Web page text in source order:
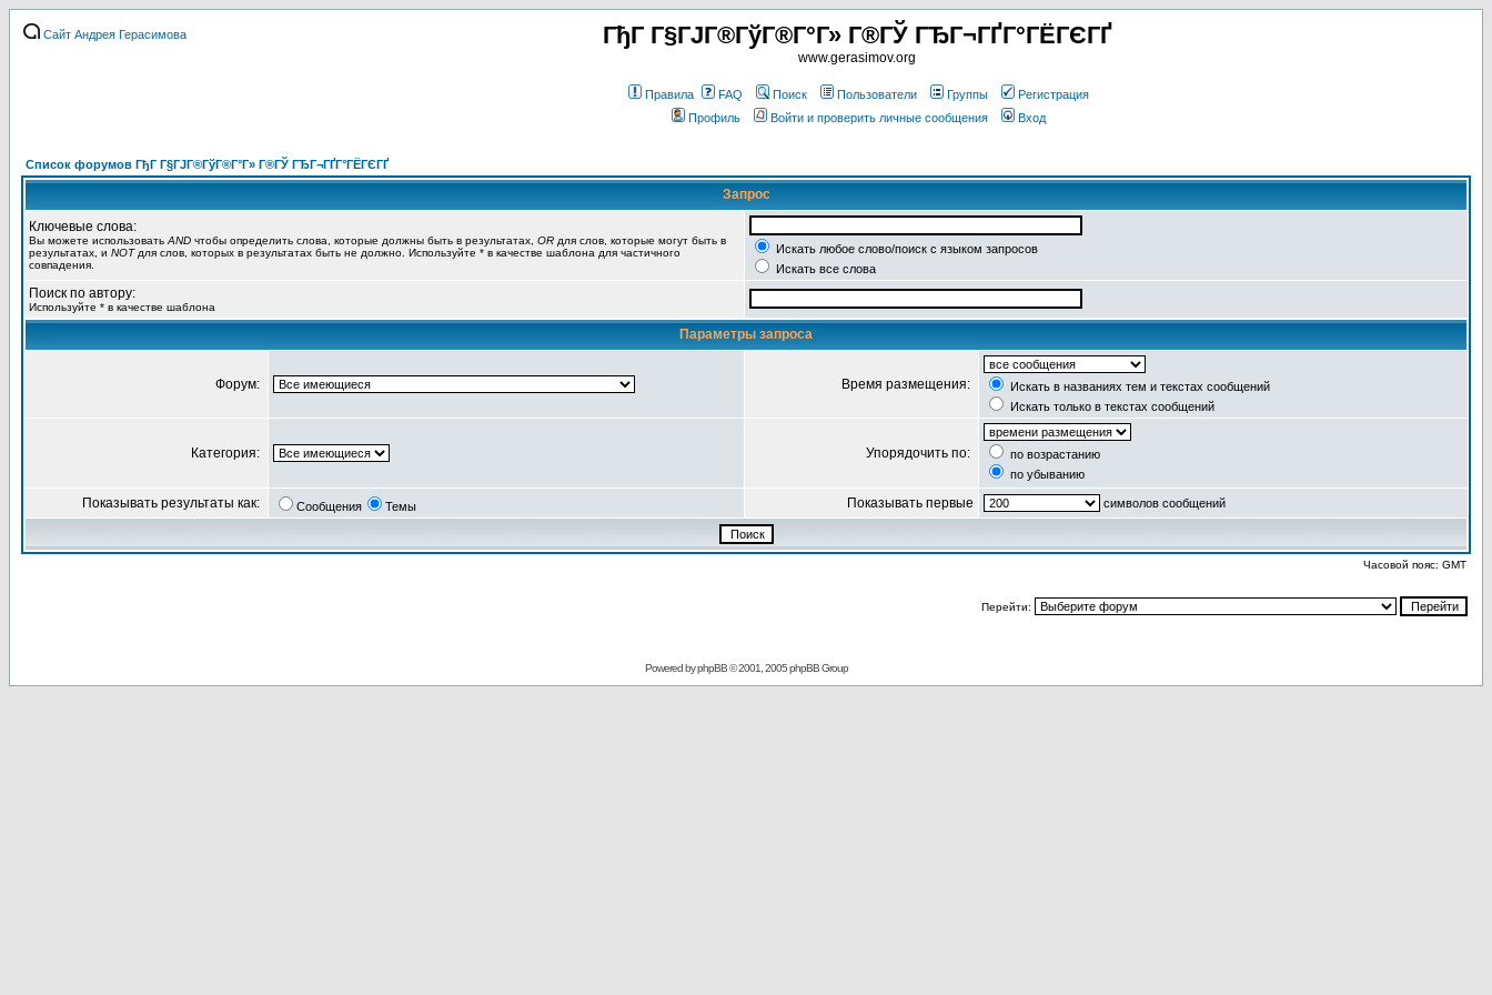
Сайт Андрея Герасимова ГђГ Г§ГЈГ®ГўГ®Г°Г» Г®ГЎ ГЂГ¬ГҐГ°ГЁГЄГҐ
www.gerasimov.org
Правила FAQ Поиск Пользователи Группы
Регистрация
Профиль
Войти и проверить личные сообщения Вход
Список форумов ГђГ Г§ГЈГ®ГўГ®Г°Г» Г®ГЎ ГЂГ¬ГҐГ°ГЁГЄГҐ
Запрос
Ключевые слова:
Вы можете использовать AND чтобы определить слова, которые должны быть в результатах, OR для слов, которые могут быть в
результатах, и NOTдля слов, которых в результатах быть не должно. Используйте * в качестве шаблона для частичного
совпадения.
Искать любое слово/поиск с языком запросов
Искать все слова
Поиск по автору:
Используйте * в качестве шаблона
Параметры запроса
Форум: Время размещения:
Искать в названиях тем и текстах сообщений
Искать только в текстах сообщений
Категория: Упорядочить по:
по возрастанию
по убыванию
Показывать результаты как: Сообщения Темы Показывать первые символов сообщений
Часовой пояс: GMT
Перейти:
Powered byphpBB© 2001, 2005 phpBB Group